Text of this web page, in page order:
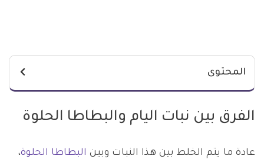
المحتوى
الفرق بين نبات اليام والبطاطا الحلوة
عادة ما يتم الخلط بين هذا النبات وبين البطاطا الحلوة،